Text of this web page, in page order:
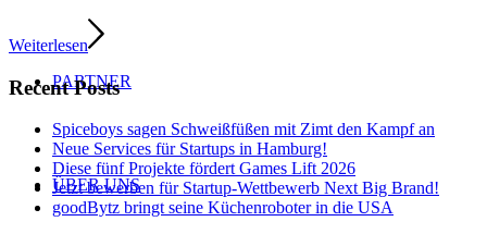
PARTNER
ÜBER UNS
Weiterlesen
Recent Posts
Spiceboys sagen Schweißfüßen mit Zimt den Kampf an
Neue Services für Startups in Hamburg!
Diese fünf Projekte fördert Games Lift 2026
Jetzt bewerben für Startup-Wettbewerb Next Big Brand!
goodBytz bringt seine Küchenroboter in die USA